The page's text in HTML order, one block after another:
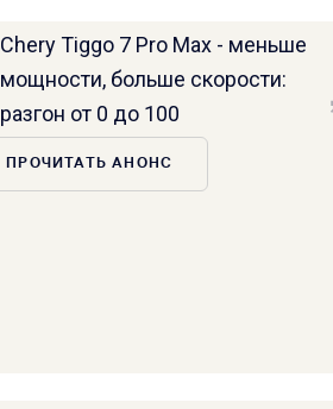
Chery Tiggo 7 Pro Max - меньше
мощности, больше скорости:
разгон от 0 до 100
ПРОЧИТАТЬ АНОНС